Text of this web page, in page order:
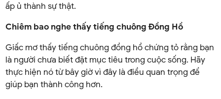
ấp ủ thành sự thật.
Chiêm bao nghe thấy tiếng chuông Đồng Hồ
Giấc mơ thấy tiếng chuông đồng hồ chứng tỏ rằng bạn
là người chưa biết đặt mục tiêu trong cuộc sống. Hãy
thực hiện nó từ bây giờ vì đây là điều quan trọng để
giúp bạn thành công hơn.